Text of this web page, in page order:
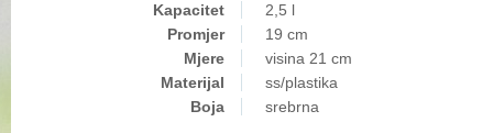
Kapacitet
2,5 l
Promjer
19 cm
Mjere
visina 21 cm
Materijal
ss/plastika
Boja
srebrna